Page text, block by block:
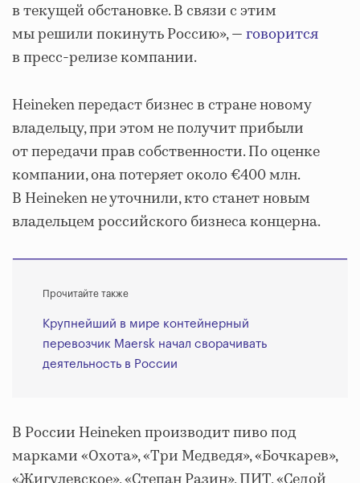
в текущей обстановке. В связи с этим
мы решили покинуть Россию», —говорится
в пресс-релизе компании.
Heineken передаст бизнес в стране новому
владельцу, при этом не получит прибыли
от передачи прав собственности. По оценке
компании, она потеряет около €400 млн.
В Heineken не уточнили, кто станет новым
владельцем российского бизнеса концерна.
Прочитайте также
Крупнейший в мире контейнерный
перевозчик Maersk начал сворачивать
деятельность в России
В России Heineken производит пиво под
марками «Охота», «Три Медведя», «Бочкарев»,